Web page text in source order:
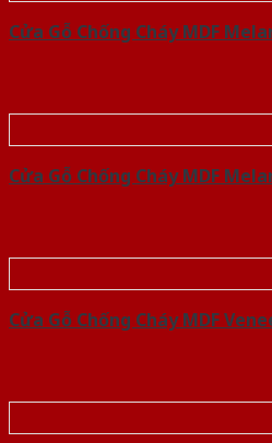
Cửa Gỗ Chống Cháy MDF
Cửa Gỗ Chống Cháy MDF
Cửa Gỗ Chống Cháy MDF